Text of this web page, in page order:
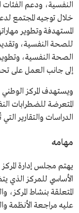
النفسية، ودعم الفئات
خلال توجيه المجتمع
المستهدفة وتطوير
للصحة النفسية،
الصحة النفسية،
إلى جانب العمل على
ويستهدف المركز
المتعرضة للضطرابات
الدراسات والتقارير
مهامه
يهتم مجلس إدارة
المتعلقة بنشاط
عليه مراجعة الأنظمة